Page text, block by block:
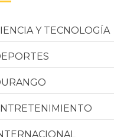
Y TECNOLOGÍA